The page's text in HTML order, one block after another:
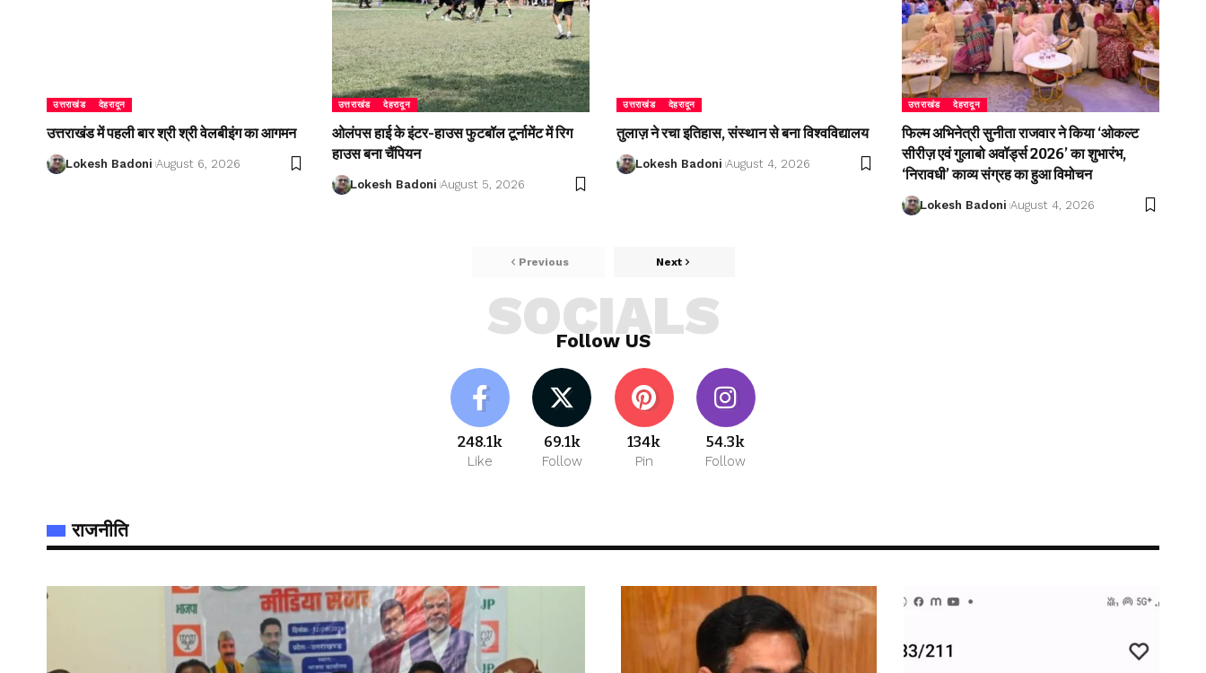
उत्तराखंड देहरादून
उत्तराखंड में पहली बार श्री श्री वेलबीइंग का आगमन
Lokesh Badoni August 6, 2026
उत्तराखंड देहरादून
ओलंपस हाई के इंटर-हाउस फुटबॉल टूर्नामेंट में रिग
हाउस बना चैंपियन
Lokesh Badoni August 5, 2026
उत्तराखंड देहरादून
तुलाज़ ने रचा इतिहास, संस्थान से बना विश्वविद्यालय
Lokesh Badoni August 4, 2026
उत्तराखंड देहरादून
फिल्म अभिनेत्री सुनीता राजवार ने किया ‘ओकल्ट
सीरीज़ एवं गुलाबो अवॉर्ड्स 2026’ का शुभारंभ,
‘निरावधी’ काव्य संग्रह का हुआ विमोचन
Lokesh Badoni August 4, 2026
Previous Next
Follow US
SOCIALS
248.1k
Like
69.1k
Follow
134k
Pin
54.3k
Follow
राजनीति